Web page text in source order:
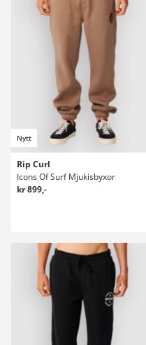
Nytt
Rip Curl
Icons Of Surf Mjukisbyxor
kr 899,-